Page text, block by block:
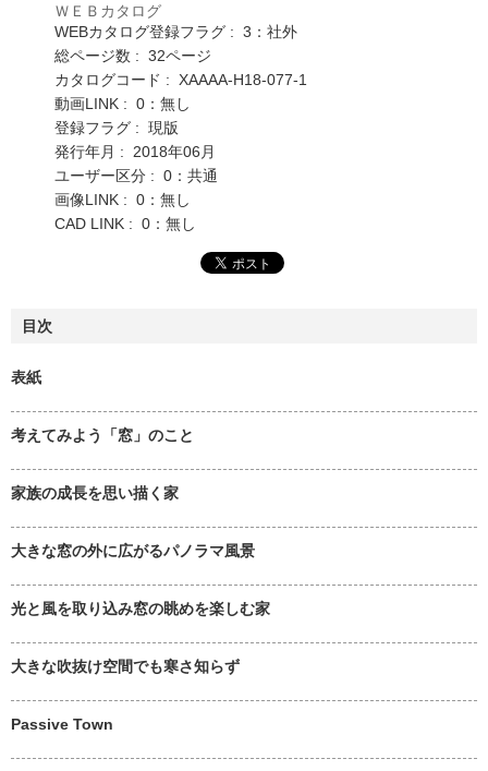
ＷＥＢカタログ
WEBカタログ登録フラグ : 3：社外
総ページ数 : 32ページ
カタログコード : XAAAA-H18-077-1
動画LINK : 0：無し
登録フラグ : 現版
発行年月 : 2018年06月
ユーザー区分 : 0：共通
画像LINK : 0：無し
CAD LINK : 0：無し
目次
表紙
考えてみよう「窓」のこと
家族の成長を思い描く家
大きな窓の外に広がるパノラマ風景
光と風を取り込み窓の眺めを楽しむ家
大きな吹抜け空間でも寒さ知らず
Passive Town